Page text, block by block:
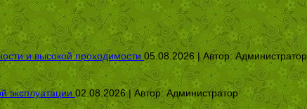
и высокой проходимости 05.08.2026 | Автор:Администратор
эксплуатации 02.08.2026 | Автор:Администратор